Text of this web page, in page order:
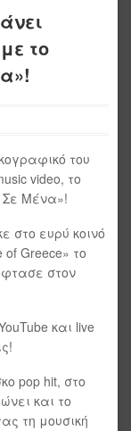
το
του
video, το
Σε Μένα»!
στο ευρύ κοινό
Greece» το
στον
και live
pop hit, στο
και το
τη μουσική